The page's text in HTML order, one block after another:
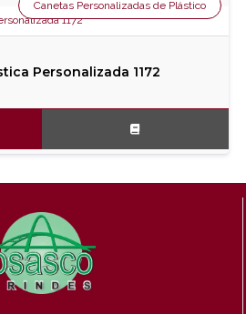
Personalizada 1172
Canetas Personalizadas de Plástico